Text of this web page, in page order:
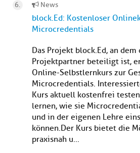
News
block.Ed: Kostenloser
Microcredentials
Das Projekt block.Ed, an dem
Projektpartner beteiligt ist,
Online-Selbstlernkurs zur
Microcredentials.
Kurs aktuell kostenfrei
lernen, wie sie
und in der eigenen Lehre
können. Der Kurs bietet die
praxisnah u...